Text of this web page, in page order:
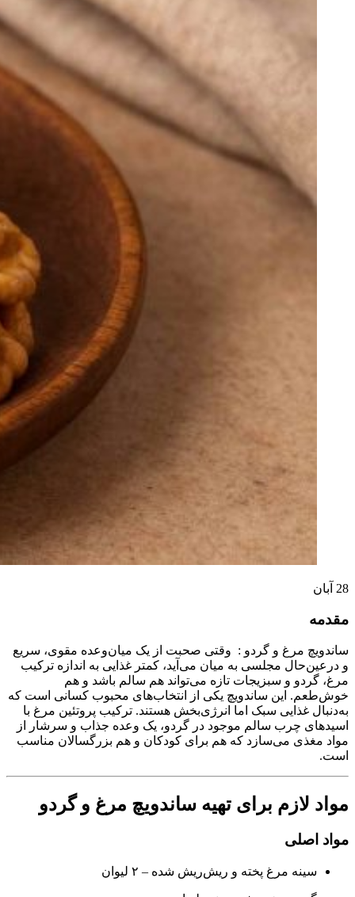
28 آبان
مقدمه
ساندویچ مرغ و گردو : وقتی صحبت از یک میان‌وعده مقوی، سریع
و درعین‌حال مجلسی به میان می‌آید، کمتر غذایی به اندازه ترکیب
مرغ، گردو و سبزیجات تازه می‌تواند هم سالم باشد و هم
خوش‌طعم. این ساندویچ یکی از انتخاب‌های محبوب کسانی است که
به‌دنبال غذایی سبک اما انرژی‌بخش هستند. ترکیب پروتئین مرغ با
اسیدهای چرب سالم موجود در گردو، یک وعده جذاب و سرشار از
مواد مغذی می‌سازد که هم برای کودکان و هم بزرگسالان مناسب
است.
مواد لازم برای تهیه ساندویچ مرغ و گردو
مواد اصلی
سینه مرغ پخته و ریش‌ریش شده – ۲ لیوان